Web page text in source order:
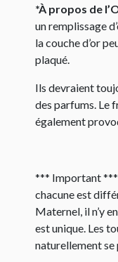
*À propos de
un remplissage
la couche d’or
plaqué.
Ils devraient
des parfums. Le
également
*** Important ***
chacune est
Maternel, il n’y
est unique. Les
naturellement se